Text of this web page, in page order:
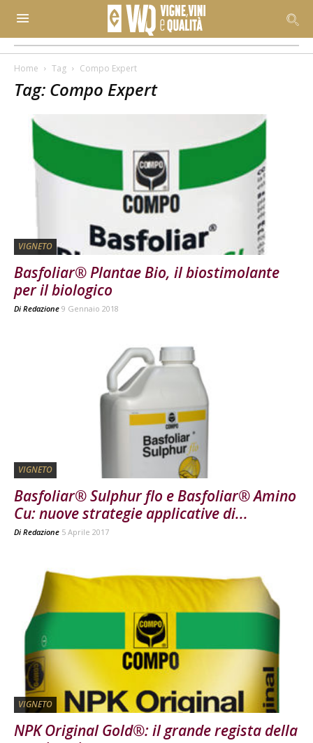
Home Tag Compo Expert
Tag: Compo Expert
VIGNETO
Basfoliar® Plantae Bio, il biostimolante
per il biologico
Di Redazione 9 Gennaio 2018
VIGNETO
Basfoliar® Sulphur flo e Basfoliar® Amino
Cu: nuove strategie applicative di...
Di Redazione 5 Aprile 2017
VIGNETO
NPK Original Gold®: il grande regista della